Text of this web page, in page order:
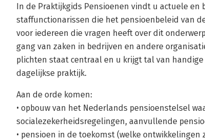
In de Praktijkgids Pensioenen vindt u actuele
staffunctionarissen die het pensioenbeleid van
voor iedereen die vragen heeft over dit
gang van zaken in bedrijven en andere
plichten staat centraal en u krijgt tal van
dagelijkse praktijk.
Aan de orde komen:
• opbouw van het Nederlands pensioenstelsel
socialezekerheidsregelingen, aanvullende
• pensioen in de toekomst (welke